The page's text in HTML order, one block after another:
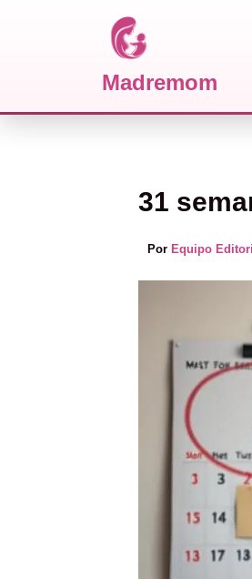
Madremom
31
Por Equipo